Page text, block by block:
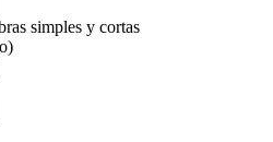
simples y cortas